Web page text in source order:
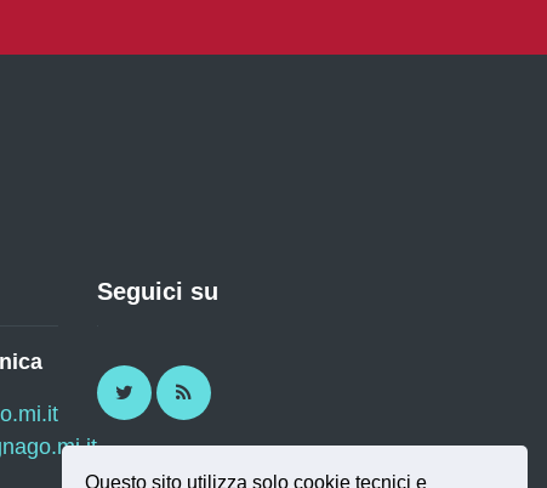
Questo sito utilizza solo cookie tecnici e
Seguici su
Twitter RSS